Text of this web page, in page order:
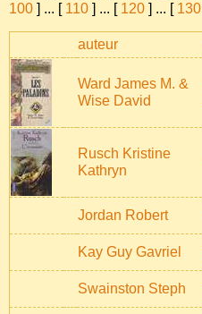
100 ] ... [ 110 ] ... [ 120 ] ... [ 130
auteur
Ward James M. &
Wise David
Rusch Kristine
Kathryn
Jordan Robert
Kay Guy Gavriel
Swainston Steph